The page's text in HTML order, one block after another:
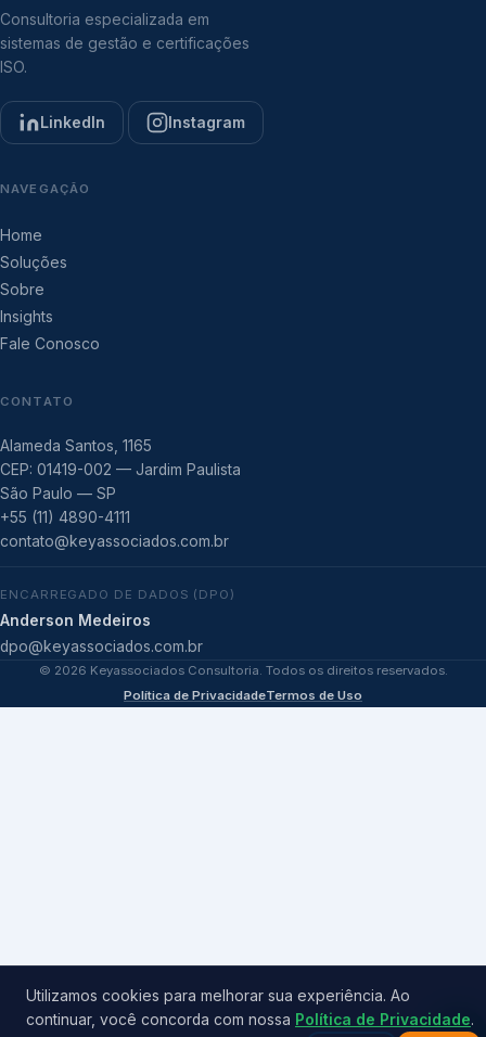
Consultoria especializada em
sistemas de gestão e certificações
ISO.
LinkedIn Instagram
NAVEGAÇÃO
Home
Soluções
Sobre
Insights
Fale Conosco
CONTATO
Alameda Santos, 1165
CEP: 01419-002 — Jardim Paulista
São Paulo — SP
+55 (11) 4890-4111
contato@keyassociados.com.br
ENCARREGADO DE DADOS (DPO)
Anderson Medeiros
dpo@keyassociados.com.br
© 2026 Keyassociados Consultoria. Todos os direitos reservados.
Política de PrivacidadeTermos de Uso
Utilizamos cookies para melhorar sua experiência. Ao
continuar, você concorda com nossa Política de Privacidade.